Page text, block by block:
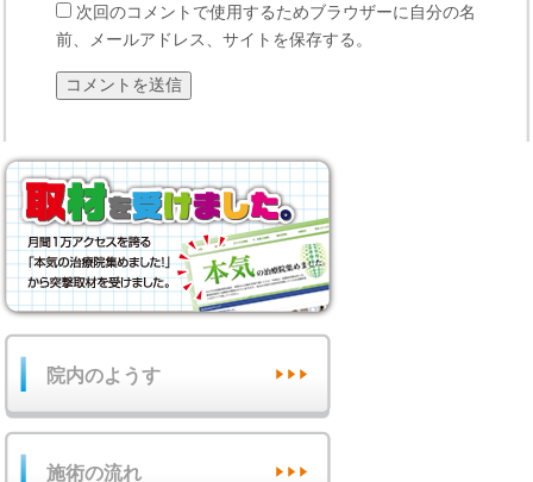
次回のコメントで使用するためブラウザーに自分の名
前、メールアドレス、サイトを保存する。
院内のようす
施術の流れ